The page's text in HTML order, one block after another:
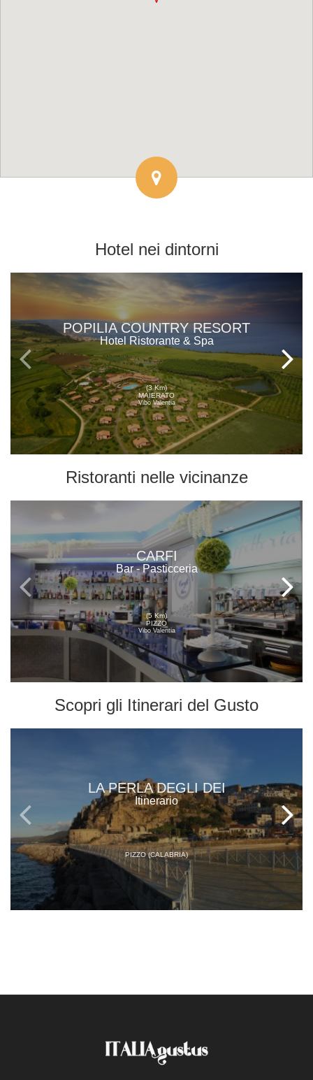
Hotel nei dintorni
POPILIA COUNTRY RESORT
Hotel Ristorante & Spa
(3 Km)
MAIERATO
Vibo Valentia
Ristoranti nelle vicinanze
CARFI
Bar - Pasticceria
(5 Km)
PIZZO
Vibo Valentia
Scopri gli Itinerari del Gusto
LA PERLA DEGLI DEI
Itinerario
PIZZO (CALABRIA)